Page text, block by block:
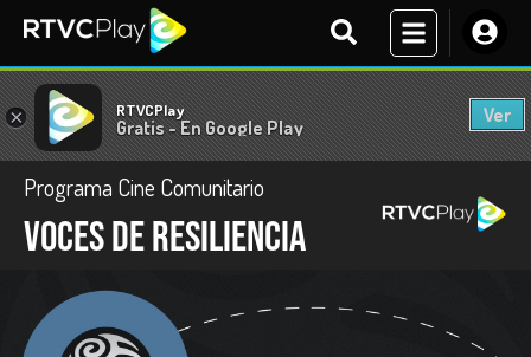
× RTVCPlay
Gratis - En Google Play
Ver
Programa Cine Comunitario
Voces de resiliencia